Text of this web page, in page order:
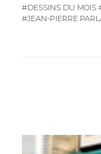
#DESSINS DU MOIS
#JEAN-PIERRE